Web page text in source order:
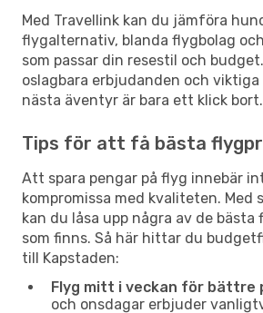
Med Travellink kan du jämföra
flygalternativ, blanda flygbolag
som passar din resestil och
oslagbara erbjudanden och
nästa äventyr är bara ett klick bort.
Tips för att få bästa
Att spara pengar på flyg innebär
kompromissa med kvaliteten. Med
kan du låsa upp några av de
som finns. Så här hittar du
till Kapstaden:
Flyg mitt i veckan för bättre
och onsdagar erbjuder